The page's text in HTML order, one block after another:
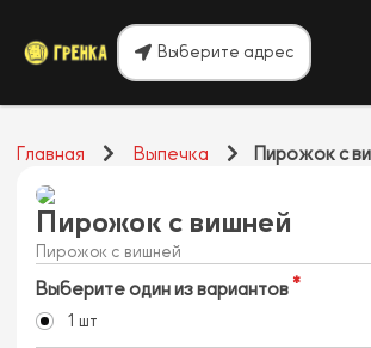
Выберите адрес
Главная Выпечка Пирожок с
Пирожок с вишней
Пирожок с вишней
Выберите один из вариантов
1 шт